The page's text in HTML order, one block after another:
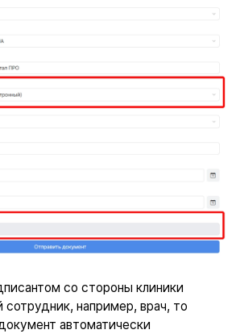
со стороны клиники
сотрудник, например, врач, то
автоматически